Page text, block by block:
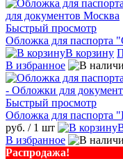
Быстрый просмотр
Обложка для паспорта
В корзину
В избранное
Быстрый просмотр
Обложка для паспорта
руб. / 1 шт
В избранное
Распродажа!